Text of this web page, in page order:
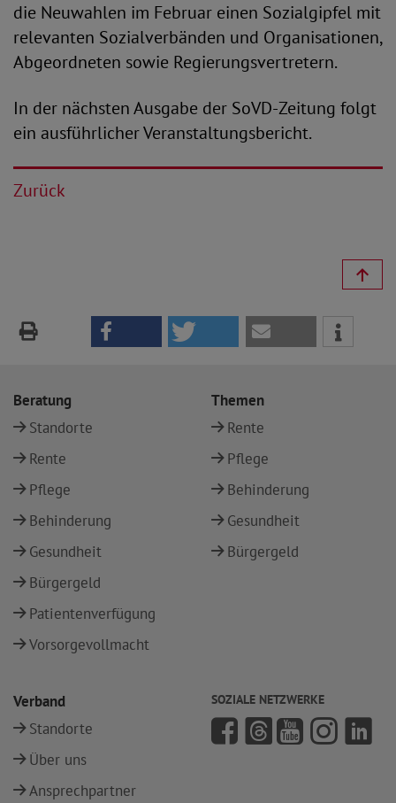
die Neuwahlen im Februar einen Sozialgipfel mit
relevanten Sozialverbänden und Organisationen,
Abgeordneten sowie Regierungsvertretern.
In der nächsten Ausgabe der SoVD-Zeitung folgt
ein ausführlicher Veranstaltungsbericht.
Zurück
Beratung
Standorte
Rente
Pflege
Behinderung
Gesundheit
Bürgergeld
Patientenverfügung
Vorsorgevollmacht
Themen
Rente
Pflege
Behinderung
Gesundheit
Bürgergeld
Verband
Standorte
Über uns
Ansprechpartner
SOZIALE NETZWERKE